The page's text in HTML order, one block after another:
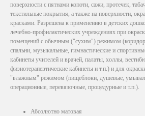
поверхности с пятнами копоти, сажи, протечек,
текстильные покрытия, а также на поверхности,
красками. Разрешена к применению в детских
лечебно-профилактических учреждениях при
помещений с обычным ("сухим") режимом
спальни, музыкальные, гимнастические и
кабинеты учителей и врачей, палаты, холлы,
физиотерапевтические кабинеты и т.п.) и для
"влажным" режимом (пищеблоки, душевые,
операционные, перевязочные, процедурные и т.п.).
Абсолютно матовая